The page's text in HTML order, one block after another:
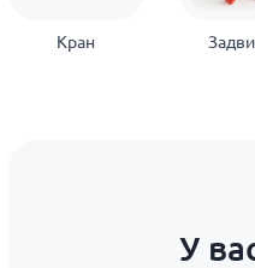
Кран
У